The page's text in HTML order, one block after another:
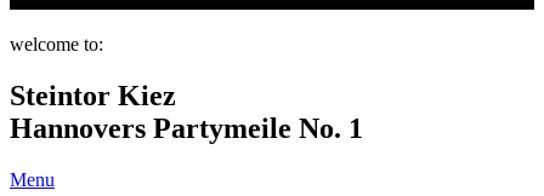
welcome to:
Steintor Kiez
Hannovers Partymeile No. 1
Menu